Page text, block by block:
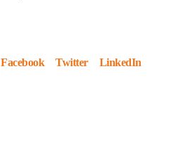
Facebook Twitter LinkedIn